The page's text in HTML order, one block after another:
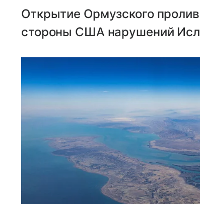
Открытие Ормузского
стороны США нарушений